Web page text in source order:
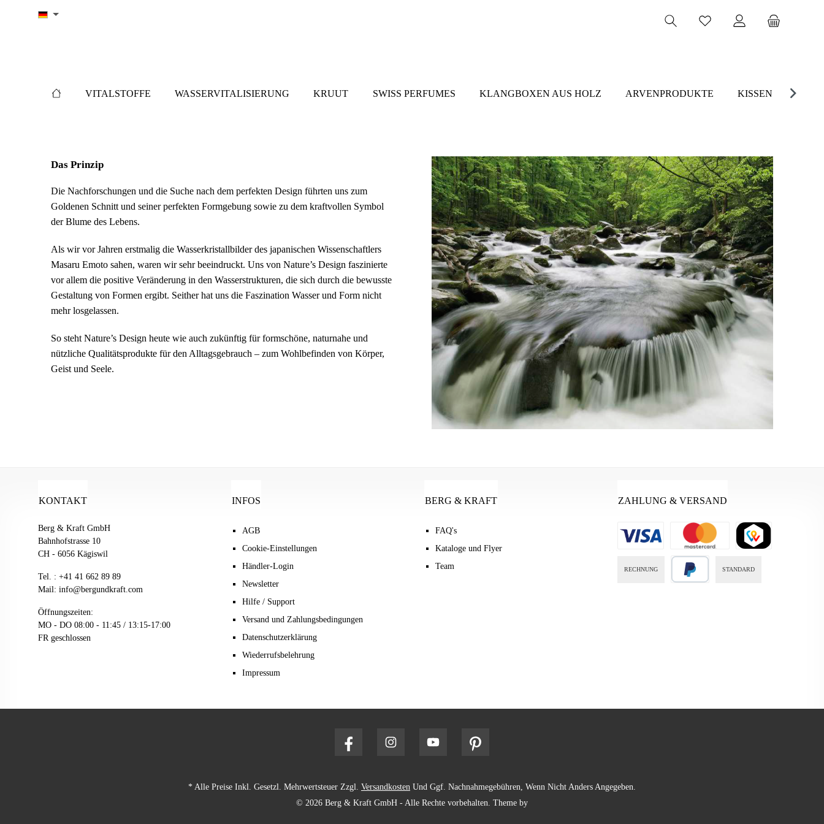
Zur Hauptnavigation springen
VITALSTOFFE WASSERVITALISIERUNG KRUUT SWISS PERFUMES KLANGBOXEN AUS HOLZ ARVENPRODUKTE KISSEN
Das Prinzip
Die Nachforschungen und die Suche nach dem perfekten Design führten uns zum
Goldenen Schnitt und seiner perfekten Formgebung sowie zu dem kraftvollen Symbol
der Blume des Lebens.
Als wir vor Jahren erstmalig die Wasserkristallbilder des japanischen Wissenschaftlers
Masaru Emoto sahen, waren wir sehr beeindruckt. Uns von Nature’s Design faszinierte
vor allem die positive Veränderung in den Wasserstrukturen, die sich durch die bewusste
Gestaltung von Formen ergibt. Seither hat uns die Faszination Wasser und Form nicht
mehr losgelassen.
So steht Nature’s Design heute wie auch zukünftig für formschöne, naturnahe und
nützliche Qualitätsprodukte für den Alltagsgebrauch – zum Wohlbefinden von Körper,
Geist und Seele.
KONTAKT
Berg & Kraft GmbH
Bahnhofstrasse 10
CH - 6056 Kägiswil
Tel. : +41 41 662 89 89
Mail: info@bergundkraft.com
Öffnungszeiten:
MO - DO 08:00 - 11:45 / 13:15-17:00
FR geschlossen
INFOS
AGB
Cookie-Einstellungen
Händler-Login
Newsletter
Hilfe / Support
Versand und Zahlungsbedingungen
Datenschutzerklärung
Wiederrufsbelehrung
Impressum
BERG & KRAFT
FAQ's
Kataloge und Flyer
Team
ZAHLUNG & VERSAND
RECHNUNG STANDARD
* Alle Preise Inkl. Gesetzl. Mehrwertsteuer Zzgl. Versandkosten Und Ggf. Nachnahmegebühren, Wenn Nicht Anders Angegeben.
© 2026 Berg & Kraft GmbH - Alle Rechte vorbehalten. Theme by